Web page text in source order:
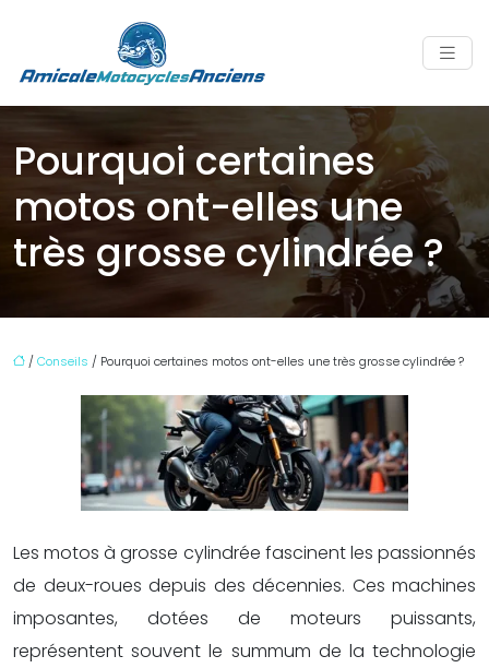
Pourquoi certaines
motos ont-elles une
très grosse cylindrée ?
/Conseils / Pourquoi certaines motos ont-elles une très grosse cylindrée ?
Les motos à grosse cylindrée fascinent les passionnés
de deux-roues depuis des décennies. Ces machines
imposantes, dotées de moteurs puissants,
représentent souvent le summum de la technologie